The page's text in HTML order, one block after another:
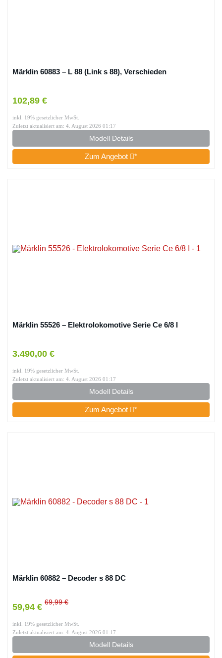
Märklin 60883 – L 88 (Link s 88), Verschieden
102,89 €
inkl. 19% gesetzlicher MwSt.
Zuletzt aktualisiert am: 4. August 2026 01:17
Modell Details
Zum Angebot *
Märklin 55526 – Elektrolokomotive Serie Ce 6/8 I
3.490,00 €
inkl. 19% gesetzlicher MwSt.
Zuletzt aktualisiert am: 4. August 2026 01:17
Modell Details
Zum Angebot *
Märklin 60882 – Decoder s 88 DC
59,94 € 69,99 €
inkl. 19% gesetzlicher MwSt.
Zuletzt aktualisiert am: 4. August 2026 01:17
Modell Details